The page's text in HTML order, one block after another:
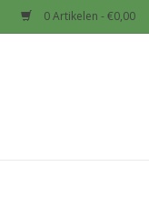
0 Artikelen - €0,00